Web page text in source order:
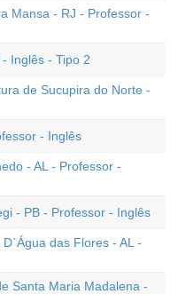
Mansa - RJ - Professor -
Inglês - Tipo 2
de Sucupira do Norte -
- Inglês
- AL - Professor -
- PB - Professor - Inglês
das Flores - AL -
Santa Maria Madalena -